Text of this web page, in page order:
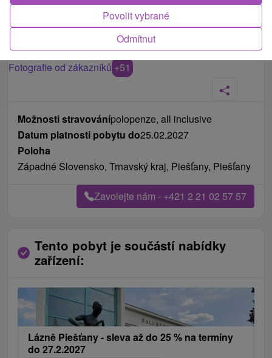
Fotografie od zákazníků +51
Možnosti stravovánípolopenze, all inclusive
Datum platnosti pobytu do25.02.2027
Poloha
Západné Slovensko, Trnavský kraj, Piešťany, Piešťany
Zavolejte nám - +421 2 21 02 57 57
Tento pobyt je součástí nabídky
zařízení:
Lázně Piešťany - sleva až do 25 % na termíny
do 27.2.2027
Odmítnut
Povolit vybrané